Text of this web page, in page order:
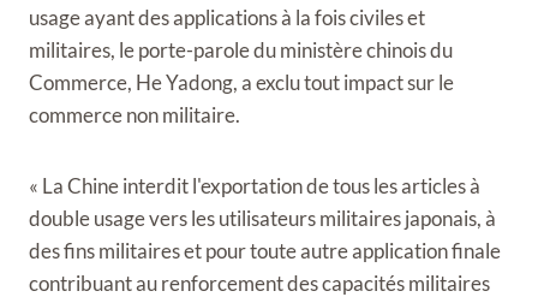
usage ayant des applications à la fois civiles et
militaires, le porte-parole du ministère chinois du
Commerce, He Yadong, a exclu tout impact sur le
commerce non militaire.
« La Chine interdit l'exportation de tous les articles à
double usage vers les utilisateurs militaires japonais, à
des fins militaires et pour toute autre application finale
contribuant au renforcement des capacités militaires